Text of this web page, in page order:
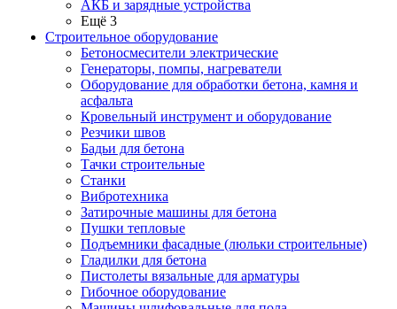
АКБ и зарядные устройства
Ещё 3
Строительное оборудование
Бетоносмесители электрические
Генераторы, помпы, нагреватели
Оборудование для обработки бетона, камня и
асфальта
Кровельный инструмент и оборудование
Резчики швов
Бадьи для бетона
Тачки строительные
Станки
Вибротехника
Затирочные машины для бетона
Пушки тепловые
Подъемники фасадные (люльки строительные)
Гладилки для бетона
Пистолеты вязальные для арматуры
Гибочное оборудование